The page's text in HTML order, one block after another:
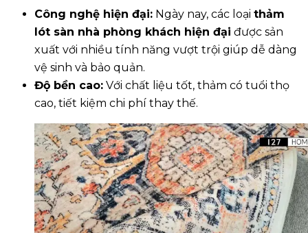
Công nghệ hiện đại: Ngày nay, các loại thảm
lót sàn nhà phòng khách hiện đại được sản
xuất với nhiều tính năng vượt trội giúp dễ dàng
vệ sinh và bảo quản.
Độ bền cao: Với chất liệu tốt, thảm có tuổi thọ
cao, tiết kiệm chi phí thay thế.